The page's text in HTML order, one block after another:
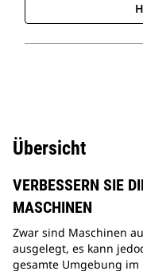
Übersicht
VERBESSERN SIE
MASCHINEN
Zwar sind Maschinen
ausgelegt, es kann
gesamte Umgebung im